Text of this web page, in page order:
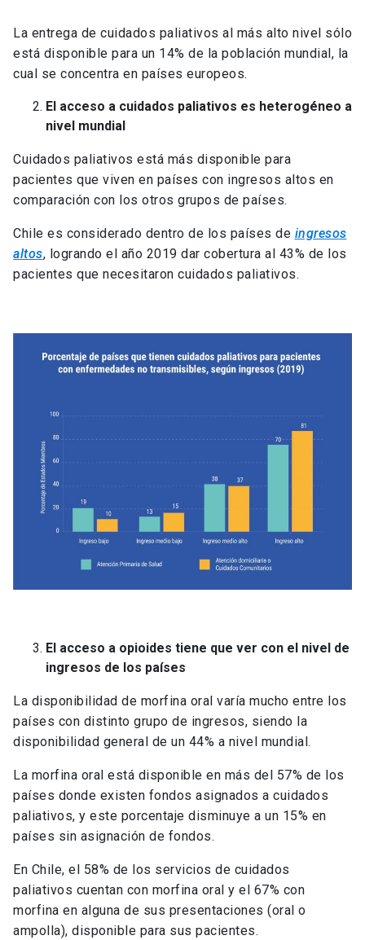
La entrega de cuidados paliativos al más alto nivel sólo
está disponible para un 14% de la población mundial, la
cual se concentra en países europeos.
El acceso a cuidados paliativos es heterogéneo a
nivel mundial
Cuidados paliativos está más disponible para
pacientes que viven en países con ingresos altos en
comparación con los otros grupos de países.
Chile es considerado dentro de los países de ingresos
altos, logrando el año 2019 dar cobertura al 43% de los
pacientes que necesitaron cuidados paliativos.
El acceso a opioides tiene que ver con el nivel de
ingresos de los países
La disponibilidad de morfina oral varía mucho entre los
países con distinto grupo de ingresos, siendo la
disponibilidad general de un 44% a nivel mundial.
La morfina oral está disponible en más del 57% de los
países donde existen fondos asignados a cuidados
paliativos, y este porcentaje disminuye a un 15% en
países sin asignación de fondos.
En Chile, el 58% de los servicios de cuidados
paliativos cuentan con morfina oral y el 67% con
morfina en alguna de sus presentaciones (oral o
ampolla), disponible para sus pacientes.